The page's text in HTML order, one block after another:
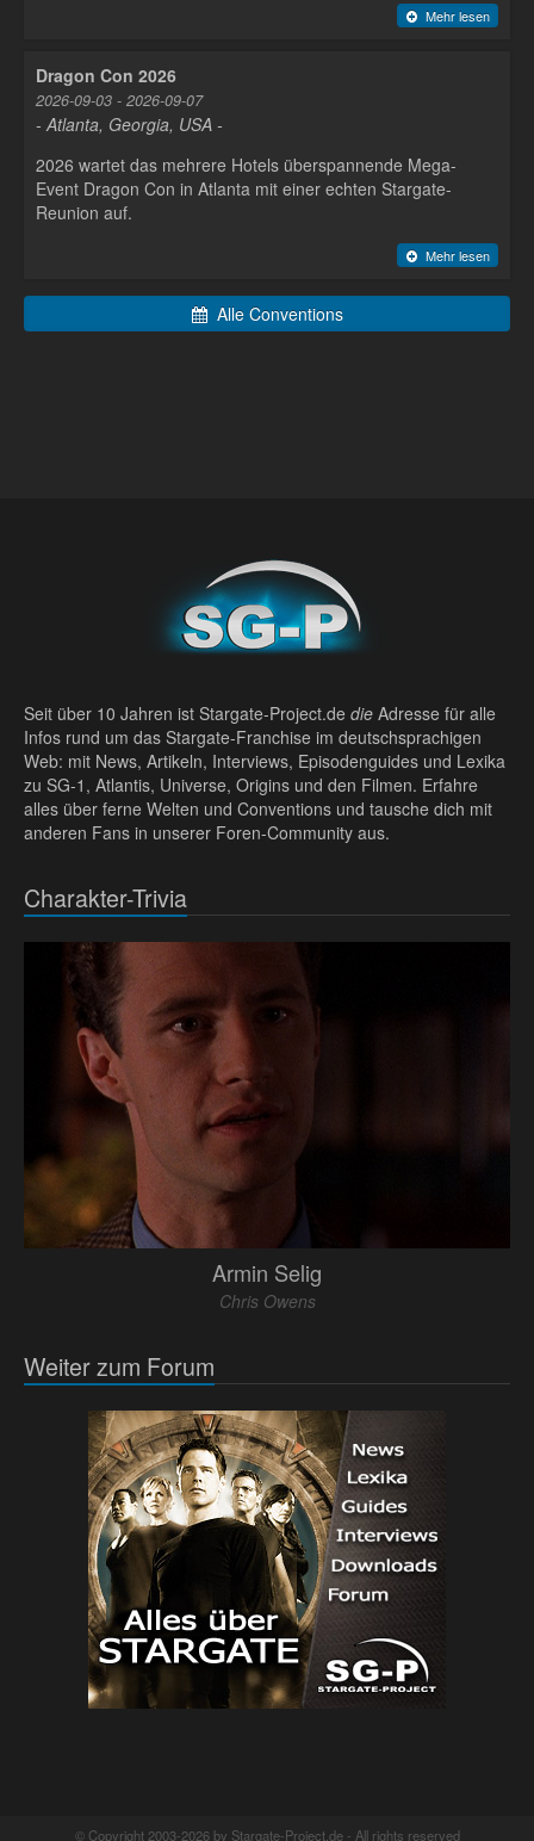
Mehr lesen
Dragon Con 2026
2026-09-03 - 2026-09-07
- Atlanta, Georgia, USA -
2026 wartet das mehrere Hotels überspannende Mega-
Event Dragon Con in Atlanta mit einer echten Stargate-
Reunion auf.
Mehr lesen
Alle Conventions
Seit über 10 Jahren ist Stargate-Project.de die Adresse für alle
Infos rund um das Stargate-Franchise im deutschsprachigen
Web: mit News, Artikeln, Interviews, Episodenguides und Lexika
zu SG-1, Atlantis, Universe, Origins und den Filmen. Erfahre
alles über ferne Welten und Conventions und tausche dich mit
anderen Fans in unserer Foren-Community aus.
Charakter-Trivia
Armin Selig
Chris Owens
Weiter zum Forum
© Copyright 2003-2026 by Stargate-Project.de - All rights reserved